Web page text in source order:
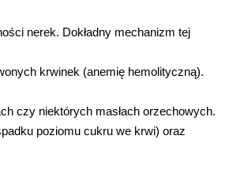
nerek. Dokładny mechanizm tej
krwinek (anemię hemolityczną).
czy niektórych masłach orzechowych.
poziomu cukru we krwi) oraz